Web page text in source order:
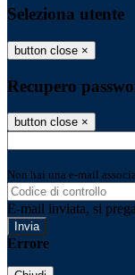
Seleziona utente
button close ×
Recupero
button close ×
Non hai una e-mail
E-mail inviata, si
Errore